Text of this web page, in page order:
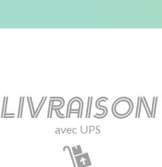
Livraison
avec UPS